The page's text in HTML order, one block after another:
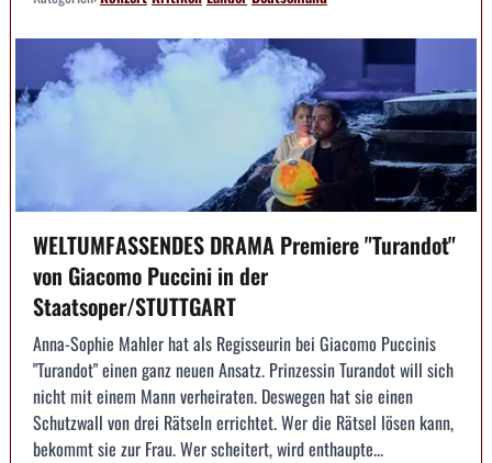
WELTUMFASSENDES DRAMA Premiere "Turandot"
von Giacomo Puccini in der
Staatsoper/STUTTGART
Anna-Sophie Mahler hat als Regisseurin bei Giacomo Puccinis
"Turandot" einen ganz neuen Ansatz. Prinzessin Turandot will sich
nicht mit einem Mann verheiraten. Deswegen hat sie einen
Schutzwall von drei Rätseln errichtet. Wer die Rätsel lösen kann,
bekommt sie zur Frau. Wer scheitert, wird enthaupte...